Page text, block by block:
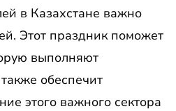
в Казахстане важно
Этот праздник поможет
выполняют
обеспечит
этого важного сектора